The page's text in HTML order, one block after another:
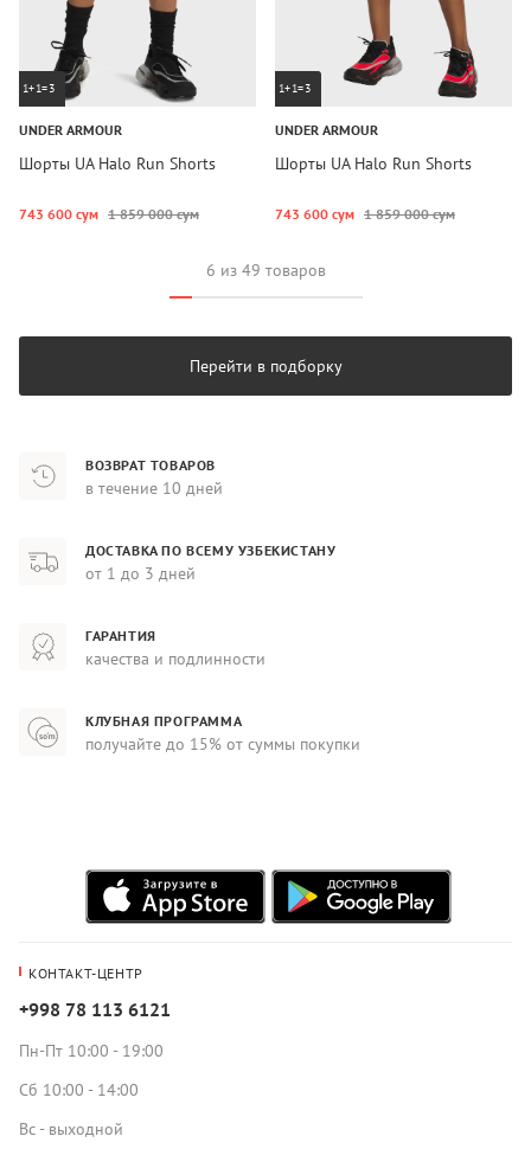
1+1=3
UNDER ARMOUR
Шорты UA Halo Run Shorts
743 600 сум 1 859 000 сум
1+1=3
UNDER ARMOUR
Шорты UA Halo Run Shorts
743 600 сум 1 859 000 сум
6 из 49 товаров
Перейти в подборку
ВОЗВРАТ ТОВАРОВ
в течение 10 дней
ДОСТАВКА ПО ВСЕМУ УЗБЕКИСТАНУ
от 1 до 3 дней
ГАРАНТИЯ
качества и подлинности
КЛУБНАЯ ПРОГРАММА
получайте до 15% от суммы покупки
КОНТАКТ-ЦЕНТР
+998 78 113 6121
Пн-Пт 10:00 - 19:00
Сб 10:00 - 14:00
Вс - выходной